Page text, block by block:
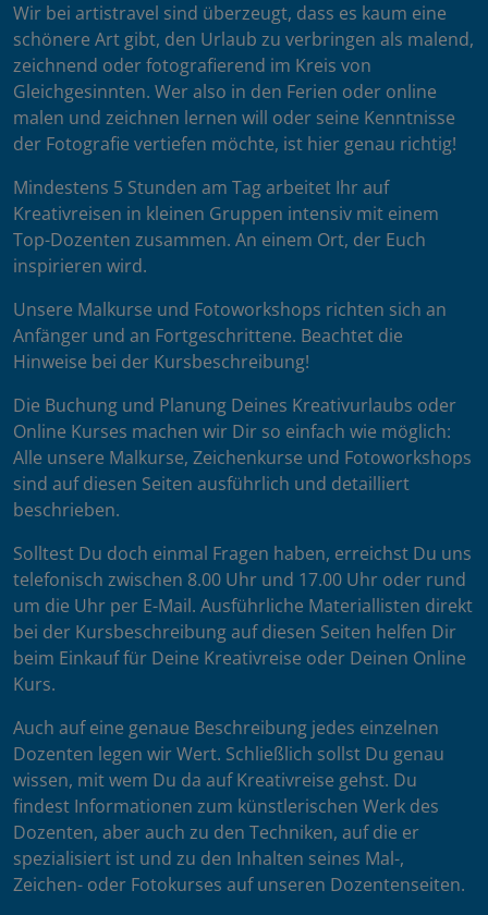
Wir bei artistravel sind überzeugt, dass es kaum eine
schönere Art gibt, den Urlaub zu verbringen als malend,
zeichnend oder fotografierend im Kreis von
Gleichgesinnten. Wer also in den Ferien oder online
malen und zeichnen lernen will oder seine Kenntnisse
der Fotografie vertiefen möchte, ist hier genau richtig!
Mindestens 5 Stunden am Tag arbeitet Ihr auf
Kreativreisen in kleinen Gruppen intensiv mit einem
Top-Dozenten zusammen. An einem Ort, der Euch
inspirieren wird.
Unsere Malkurse und Fotoworkshops richten sich an
Anfänger und an Fortgeschrittene. Beachtet die
Hinweise bei der Kursbeschreibung!
Die Buchung und Planung Deines Kreativurlaubs oder
Online Kurses machen wir Dir so einfach wie möglich:
Alle unsere Malkurse, Zeichenkurse und Fotoworkshops
sind auf diesen Seiten ausführlich und detailliert
beschrieben.
Solltest Du doch einmal Fragen haben, erreichst Du uns
telefonisch zwischen 8.00 Uhr und 17.00 Uhr oder rund
um die Uhr per E-Mail. Ausführliche Materiallisten direkt
bei der Kursbeschreibung auf diesen Seiten helfen Dir
beim Einkauf für Deine Kreativreise oder Deinen Online
Kurs.
Auch auf eine genaue Beschreibung jedes einzelnen
Dozenten legen wir Wert. Schließlich sollst Du genau
wissen, mit wem Du da auf Kreativreise gehst. Du
findest Informationen zum künstlerischen Werk des
Dozenten, aber auch zu den Techniken, auf die er
spezialisiert ist und zu den Inhalten seines Mal-,
Zeichen- oder Fotokurses auf unseren Dozentenseiten.